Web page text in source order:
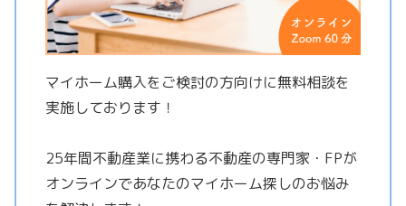
マイホーム購入をご検討の方向けに無料相談を
実施しております！
25年間不動産業に携わる不動産の専門家・FPが
オンラインであなたのマイホーム探しのお悩み